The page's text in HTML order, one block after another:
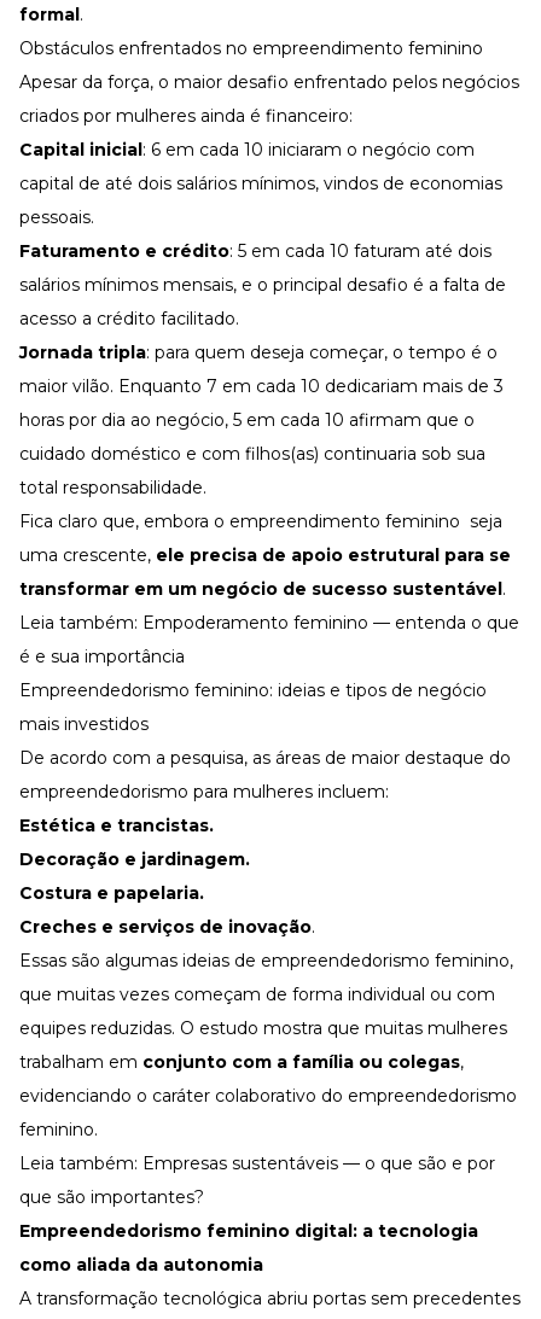
formal.
Obstáculos enfrentados no empreendimento feminino
Apesar da força, o maior desafio enfrentado pelos negócios
criados por mulheres ainda é financeiro:
Capital inicial: 6 em cada 10 iniciaram o negócio com
capital de até dois salários mínimos, vindos de economias
pessoais.
Faturamento e crédito: 5 em cada 10 faturam até dois
salários mínimos mensais, e o principal desafio é a falta de
acesso a crédito facilitado.
Jornada tripla: para quem deseja começar, o tempo é o
maior vilão. Enquanto 7 em cada 10 dedicariam mais de 3
horas por dia ao negócio, 5 em cada 10 afirmam que o
cuidado doméstico e com filhos(as) continuaria sob sua
total responsabilidade.
Fica claro que, embora o empreendimento feminino seja
uma crescente, ele precisa de apoio estrutural para se
transformar em um negócio de sucesso sustentável.
Leia também: Empoderamento feminino — entenda o que
é e sua importância
Empreendedorismo feminino: ideias e tipos de negócio
mais investidos
De acordo com a pesquisa, as áreas de maior destaque do
empreendedorismo para mulheres incluem:
Estética e trancistas.
Decoração e jardinagem.
Costura e papelaria.
Creches e serviços de inovação.
Essas são algumas ideias de empreendedorismo feminino,
que muitas vezes começam de forma individual ou com
equipes reduzidas. O estudo mostra que muitas mulheres
trabalham em conjunto com a família ou colegas,
evidenciando o caráter colaborativo do empreendedorismo
feminino.
Leia também: Empresas sustentáveis — o que são e por
que são importantes?
Empreendedorismo feminino digital: a tecnologia
como aliada da autonomia
A transformação tecnológica abriu portas sem precedentes